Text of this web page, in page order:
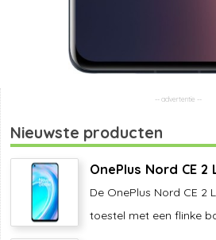
Nieuwste producten
OnePlus Nord CE 2
De OnePlus Nord CE 2
toestel met een flinke